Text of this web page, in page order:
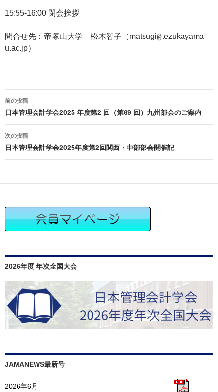
15:55-16:00 閉会挨拶
問合せ先：帝塚山大学 松木智子（matsugi
tezukayama-
u.ac.jp）
稿
ナ
ゲ
ー
ン
前の投稿
日本管理会計学会2025 年度第2 回（第69 回）九州部会のご案内
次の投稿
日本管理会計学会2025年度第2回関西・中部部会開催記
2026年度 年次全国大会
JAMANEWS最新号
2026年6月